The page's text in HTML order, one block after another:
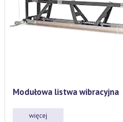
Modułowa listwa wibracyjna
więcej